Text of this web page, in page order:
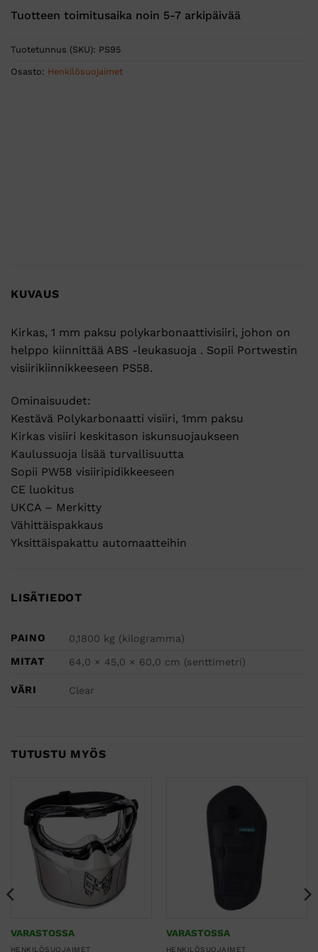
Tuotteen toimitusaika noin 5-7 arkipäivää
Tuotetunnus (SKU): PS95
Osasto: Henkilösuojaimet
KUVAUS
Kirkas, 1 mm paksu polykarbonaattivisiiri, johon on
helppo kiinnittää ABS -leukasuoja . Sopii Portwestin
visiirikiinnikkeeseen PS58.
Ominaisuudet:
Kestävä Polykarbonaatti visiiri, 1mm paksu
Kirkas visiiri keskitason iskunsuojaukseen
Kaulussuoja lisää turvallisuutta
Sopii PW58 visiiripidikkeeseen
CE luokitus
UKCA – Merkitty
Vähittäispakkaus
Yksittäispakattu automaatteihin
LISÄTIEDOT
PAINO
0,1800 kg (kilogramma)
MITAT
64,0 × 45,0 × 60,0 cm (senttimetri)
VÄRI Clear
TUTUSTU MYÖS
VARASTOSSA
HENKILÖSUOJAIMET
VARASTOSSA
HENKILÖSUOJAIMET